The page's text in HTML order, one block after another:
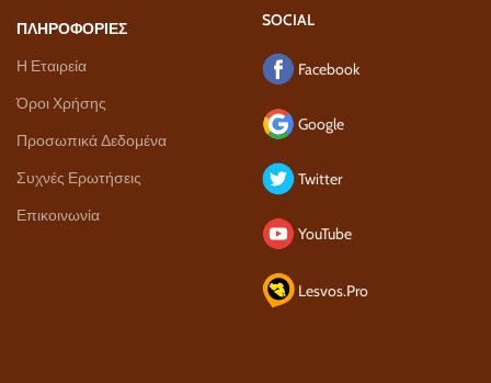
ΠΛΗΡΟΦΟΡΙΕΣ
Η Εταιρεία
Όροι Χρήσης
Προσωπικά Δεδομένα
Συχνές Ερωτήσεις
Επικοινωνία
SOCIAL
Facebook
Google
Twitter
YouTube
Lesvos.Pro